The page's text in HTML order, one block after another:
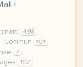
!
498
Commun
101
7
107